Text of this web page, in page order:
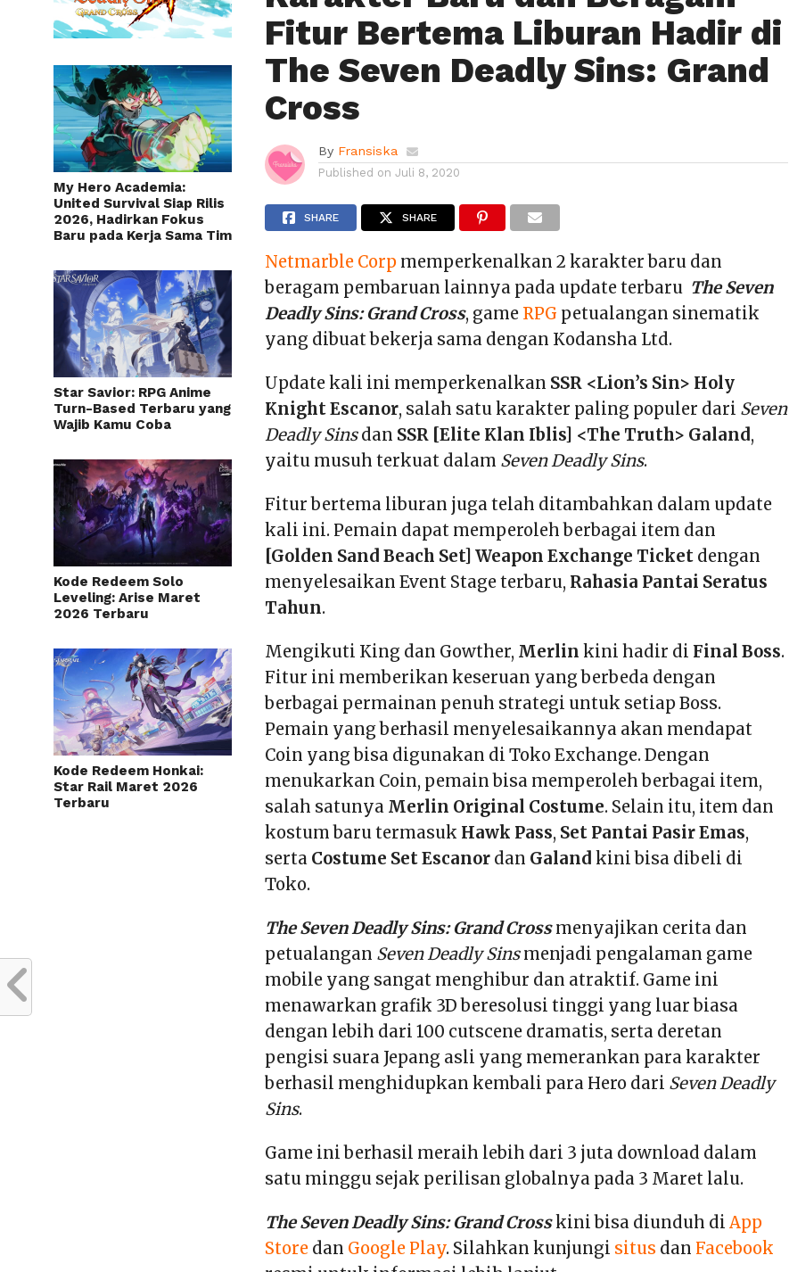
My Hero Academia:
United Survival Siap Rilis
2026, Hadirkan Fokus
Baru pada Kerja Sama Tim
Star Savior: RPG Anime
Turn-Based Terbaru yang
Wajib Kamu Coba
Kode Redeem Solo
Leveling: Arise Maret
2026 Terbaru
Kode Redeem Honkai:
Star Rail Maret 2026
Terbaru
Fitur Bertema Liburan Hadir di
The Seven Deadly Sins: Grand
Cross
By Fransiska
Published on Juli 8, 2020
SHARE SHARE
Netmarble Corp memperkenalkan 2 karakter baru dan
beragam pembaruan lainnya pada update terbaru The Seven
Deadly Sins: Grand Cross, game RPG petualangan sinematik
yang dibuat bekerja sama dengan Kodansha Ltd.
Update kali ini memperkenalkan SSR <Lion’s Sin> Holy
Knight Escanor, salah satu karakter paling populer dari Seven
Deadly Sinsdan SSR [Elite Klan Iblis] <The Truth> Galand,
yaitu musuh terkuat dalam Seven Deadly Sins.
Fitur bertema liburan juga telah ditambahkan dalam update
kali ini. Pemain dapat memperoleh berbagai item dan
[Golden Sand Beach Set] Weapon Exchange Ticket dengan
menyelesaikan Event Stage terbaru, Rahasia Pantai Seratus
Tahun.
Mengikuti King dan Gowther, Merlin kini hadir di Final Boss.
Fitur ini memberikan keseruan yang berbeda dengan
berbagai permainan penuh strategi untuk setiap Boss.
Pemain yang berhasil menyelesaikannya akan mendapat
Coin yang bisa digunakan di Toko Exchange. Dengan
menukarkan Coin, pemain bisa memperoleh berbagai item,
salah satunya Merlin Original Costume. Selain itu, item dan
kostum baru termasuk Hawk Pass, Set Pantai Pasir Emas,
serta Costume Set Escanor dan Galand kini bisa dibeli di
Toko.
The Seven Deadly Sins: Grand Crossmenyajikan cerita dan
petualangan Seven Deadly Sinsmenjadi pengalaman game
mobile yang sangat menghibur dan atraktif. Game ini
menawarkan grafik 3D beresolusi tinggi yang luar biasa
dengan lebih dari 100 cutscene dramatis, serta deretan
pengisi suara Jepang asli yang memerankan para karakter
berhasil menghidupkan kembali para Hero dari Seven Deadly
Sins.
Game ini berhasil meraih lebih dari 3 juta download dalam
satu minggu sejak perilisan globalnya pada 3 Maret lalu.
The Seven Deadly Sins: Grand Crosskini bisa diunduh diApp
Store dan Google Play. Silahkan kunjungi situs danFacebook